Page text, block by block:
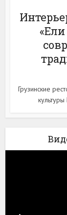
Грузинские